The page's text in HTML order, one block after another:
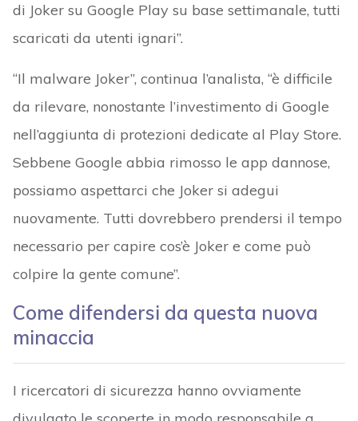
di Joker su Google Play su base settimanale, tutti
scaricati da utenti ignari”.
“Il malware Joker”, continua l’analista, “è difficile
da rilevare, nonostante l’investimento di Google
nell’aggiunta di protezioni dedicate al Play Store.
Sebbene Google abbia rimosso le app dannose,
possiamo aspettarci che Joker si adegui
nuovamente. Tutti dovrebbero prendersi il tempo
necessario per capire cos’è Joker e come può
colpire la gente comune”.
Come difendersi da questa nuova
minaccia
I ricercatori di sicurezza hanno ovviamente